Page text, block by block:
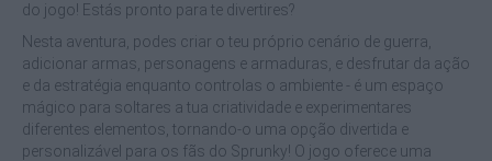
do jogo! Estás pronto para te divertires?
Nesta aventura, podes criar o teu próprio cenário de guerra,
adicionar armas, personagens e armaduras, e desfrutar da ação
e da estratégia enquanto controlas o ambiente - é um espaço
mágico para soltares a tua criatividade e experimentares
diferentes elementos, tornando-o uma opção divertida e
personalizável para os fãs do Sprunky! O jogo oferece uma